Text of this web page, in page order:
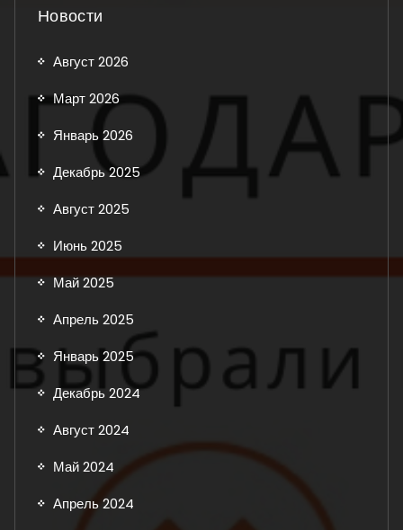
Новости
Август 2026
Март 2026
Январь 2026
Декабрь 2025
Август 2025
Июнь 2025
Май 2025
Апрель 2025
Январь 2025
Декабрь 2024
Август 2024
Май 2024
Апрель 2024